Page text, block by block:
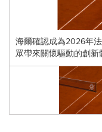
海爾確認成為2026年
眾帶來關懷驅動的創新